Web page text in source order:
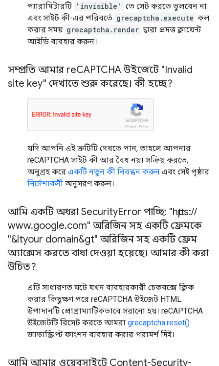
প্যারামিটারটি 'invisible'
তে সেট করতে ভুলবেন না
এবং সাইট কী-এর পরিবর্তে grecaptcha.execute কল
করার সময় grecaptcha.render দ্বারা প্রদত্ত ক্লায়েন্ট
আইডি ব্যবহার করুন।
সম্প্রতি আমার reCAPTCHA উইজেটে "Invalid
site key" দেখাতে শুরু করেছে। কী হচ্ছে?
যদি আপনি এই ত্রুটিটি দেখতে পান, তাহলে আপনার
reCAPTCHA সাইট কী আর বৈধ নয়। সক্রিয় করতে,
অনুগ্রহ করে একটি নতুন কী নিবন্ধন করুন এবং সেই পৃষ্ঠার
নির্দেশাবলী অনুসরণ করুন।
আমি একটি অধরা SecurityError পাচ্ছি: "https://
www.google.com" অরিজিন সহ একটি ফ্রেমকে
"&ltyour domain&gt" অরিজিন সহ একটি ফ্রেম
অ্যাক্সেস করতে বাধা দেওয়া হয়েছে। আমার কী করা
উচিত?
এটি সাধারণত ঘটে যখন ব্যবহারকারী চেকবক্সে ক্লিক
করার কিছুক্ষণ পরে reCAPTCHA উইজেট HTML
উপাদানটি প্রোগ্রাম্যাটিকভাবে সরানো হয়। reCAPTCHA
উইজেটটি রিসেট করতে আমরা grecaptcha.reset()
জাভাস্ক্রিপ্ট ফাংশন ব্যবহার করার পরামর্শ দিই।
আমি আমার ওয়েবসাইটে Content-Security-